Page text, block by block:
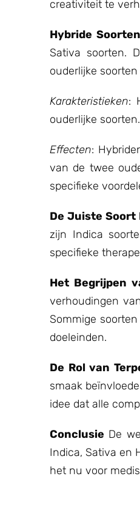
creativiteit te
Hybride
Sativa soorten.
ouderlijke
Karakteristieken:
ouderlijke soorten.
Effecten:
van de twee
specifieke
De Juiste Soort
zijn Indica
specifieke
Het Begrijpen
verhoudingen
Sommige
doeleinden.
De Rol van
smaak
idee dat alle
Conclusie De
Indica, Sativa en
het nu voor